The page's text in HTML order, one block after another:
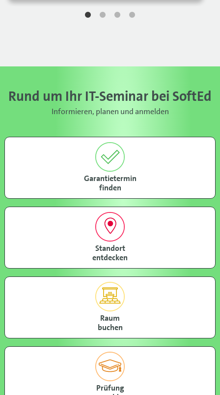
Rund um Ihr IT-Seminar bei SoftEd
Informieren, planen und anmelden
Garantietermin
finden
Standort
entdecken
Raum
buchen
Prüfung